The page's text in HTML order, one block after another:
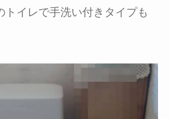
トイレで手洗い付きタイプも